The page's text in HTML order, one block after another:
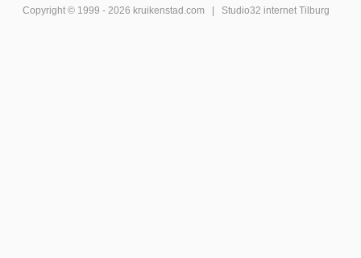
Copyright © 1999 - 2026 kruikenstad .com | Studio32 internet Tilburg